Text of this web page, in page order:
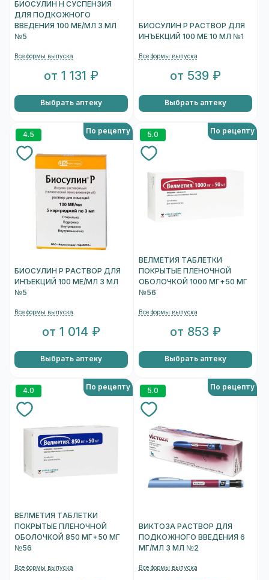
БИОСУЛИН Н СУСПЕНЗИЯ
ДЛЯ ПОДКОЖНОГО
ВВЕДЕНИЯ 100 МЕ/МЛ 3 МЛ
№5
Все формы выпуска
от 1 131 ₽
Выбрать аптеку
БИОСУЛИН Р РАСТВОР ДЛЯ
ИНЪЕКЦИЙ 100 МЕ 10 МЛ №1
Все формы выпуска
от 539 ₽
Выбрать аптеку
4.5 По рецепту
БИОСУЛИН Р РАСТВОР ДЛЯ
ИНЪЕКЦИЙ 100 МЕ/МЛ 3 МЛ
№5
Все формы выпуска
от 1 014 ₽
Выбрать аптеку
5.0 По рецепту
ВЕЛМЕТИЯ ТАБЛЕТКИ
ПОКРЫТЫЕ ПЛЕНОЧНОЙ
ОБОЛОЧКОЙ 1000 МГ+50 МГ
№56
Все формы выпуска
от 853 ₽
Выбрать аптеку
4.0 По рецепту
ВЕЛМЕТИЯ ТАБЛЕТКИ
ПОКРЫТЫЕ ПЛЕНОЧНОЙ
ОБОЛОЧКОЙ 850 МГ+50 МГ
№56
Все формы выпуска
5.0 По рецепту
ВИКТОЗА РАСТВОР ДЛЯ
ПОДКОЖНОГО ВВЕДЕНИЯ 6
МГ/МЛ 3 МЛ №2
Все формы выпуска